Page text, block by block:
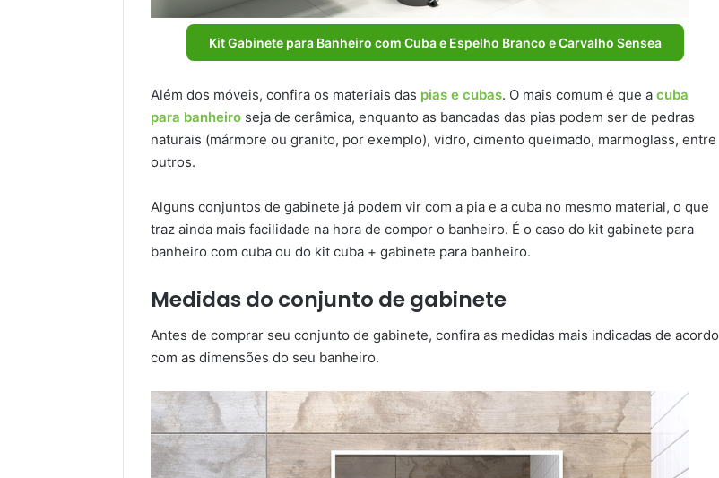
Kit Gabinete para Banheiro com Cuba e Espelho Branco e Carvalho Sensea
Além dos móveis, confira os materiais das pias e cubas. O mais comum é que a cuba
para banheiro seja de cerâmica, enquanto as bancadas das pias podem ser de pedras
naturais (mármore ou granito, por exemplo), vidro, cimento queimado, marmoglass, entre
outros.
Alguns conjuntos de gabinete já podem vir com a pia e a cuba no mesmo material, o que
traz ainda mais facilidade na hora de compor o banheiro. É o caso do kit gabinete para
banheiro com cuba ou do kit cuba + gabinete para banheiro.
Medidas do conjunto de gabinete
Antes de comprar seu conjunto de gabinete, confira as medidas mais indicadas de acordo
com as dimensões do seu banheiro.